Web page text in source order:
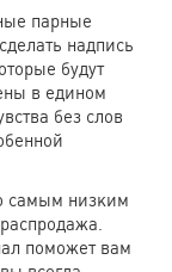
парные
надпись
будут
в едином
без слов
самым низким
поможет вам